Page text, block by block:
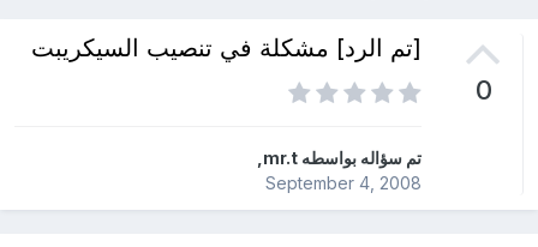
0
[تم الرد] مشكلة في تنصيب السيكريبت
تم سؤاله بواسطهmr.t
,
September 4, 2008